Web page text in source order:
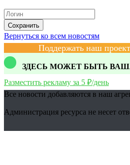
Сохранить
Вернуться ко всем новостям
Поддержать наш
ЗДЕСЬ МОЖЕТ БЫТЬ
Разместить рекламу за 5 ₽/день
Все новости добавляются в наш
Администрация ресурса не несет